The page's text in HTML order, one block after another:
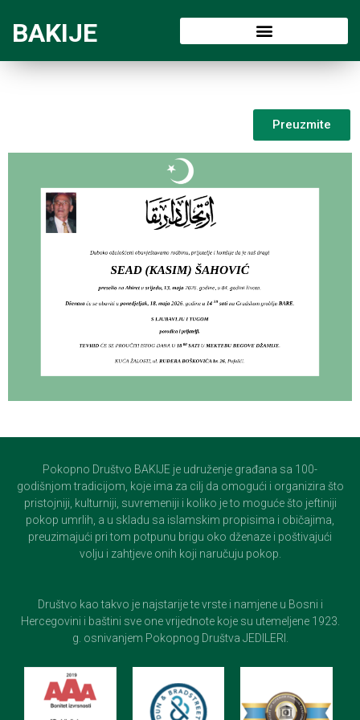
BAKIJE
Preuzmite
Pokopno Društvo BAKIJE je udruženje građana sa 100-
godišnjom tradicijom, koje ima za cilj da omogući i organizira što
pristojniji, kulturniji, suvremeniji i koliko je to moguće što jeftiniji
pokop umrlih, a u skladu sa islamskim propisima i običajima,
preuzimajući pri tom potpunu brigu oko dženaze i poštivajući
volju i zahtjeve onih koji naručuju pokop.
Društvo kao takvo je najstarije te vrste i namjene u Bosni i
Hercegovini i baštini sve one vrijednote koje su utemeljene 1923.
g. osnivanjem Pokopnog Društva JEDILERI.